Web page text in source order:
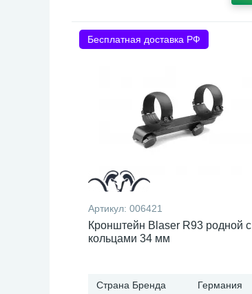
Бесплатная доставка РФ
Артикул: 006421
Кронштейн Blaser R93 родной с
кольцами 34 мм
Страна Бренда
Германия